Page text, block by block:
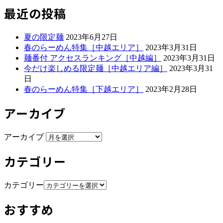
最近の投稿
夏の限定麺 2023年6月27日
春のらーめん特集［中越エリア］
2023年3月31日
麺番付 アクセスランキング［中越編］
2023年3月31日
今だけ楽しめる限定麺［中越エリア編］
2023年3月31
日
春のらーめん特集［下越エリア］
2023年2月28日
アーカイブ
アーカイブ
カテゴリー
カテゴリー
おすすめ